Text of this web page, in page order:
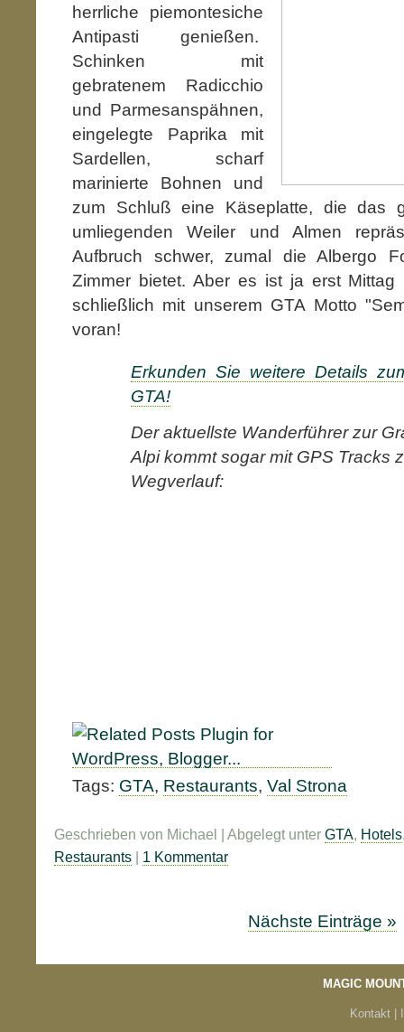
herrliche piemontesiche
Antipasti genießen.
Schinken mit
gebratenem Radicchio
und Parmesanspähnen,
eingelegte Paprika mit
Sardellen, scharf
marinierte Bohnen und
zum Schluß eine Käseplatte, die das
umliegenden Weiler und Almen
Aufbruch schwer, zumal die Albergo
Zimmer bietet. Aber es ist ja erst
schließlich mit unserem GTA Motto
voran!
Erkunden Sie weitere Details
GTA!
Der aktuellste Wanderführer zur
Alpi kommt sogar mit GPS Tracks
Wegverlauf:
Tags: GTA, Restaurants, Val Strona
Geschrieben von Michael | Abgelegt unter GTA Hotels
Restaurants | 1 Kommentar
Nächste Einträge »
MAGIC
Kontakt |